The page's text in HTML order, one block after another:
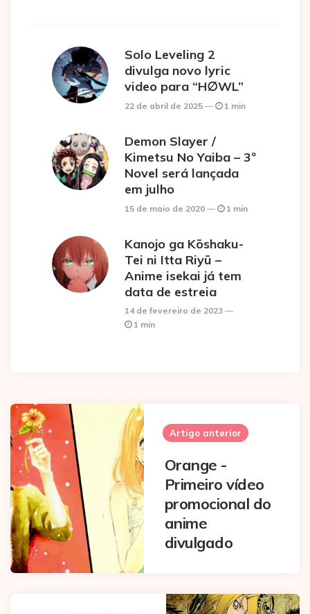
Solo Leveling 2
divulga novo lyric
video para “H∅WL”
22 de abril de 2025 1 min
Demon Slayer /
Kimetsu No Yaiba – 3º
Novel será lançada
em julho
15 de maio de 2020 1 min
Kanojo ga Kōshaku-
Tei ni Itta Riyū –
Anime isekai já tem
data de estreia
14 de fevereiro de 2023
1 min
Post
navigation
Artigo anterior
Orange -
Primeiro vídeo
promocional do
anime
divulgado